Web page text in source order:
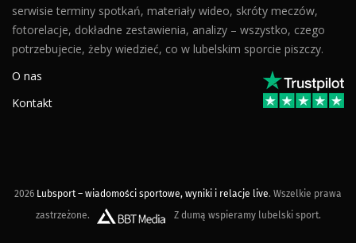
serwisie terminy spotkań, materiały wideo, skróty meczów,
fotorelacje, dokładne zestawienia, analizy – wszystko, czego
potrzebujecie, żeby wiedzieć, co w lubelskim sporcie piszczy.
O nas
Kontakt
2026 Lubsport – wiadomości sportowe, wyniki i relacje live. Wszelkie prawa
zastrzeżone.
Z dumą wspieramy lubelski sport.